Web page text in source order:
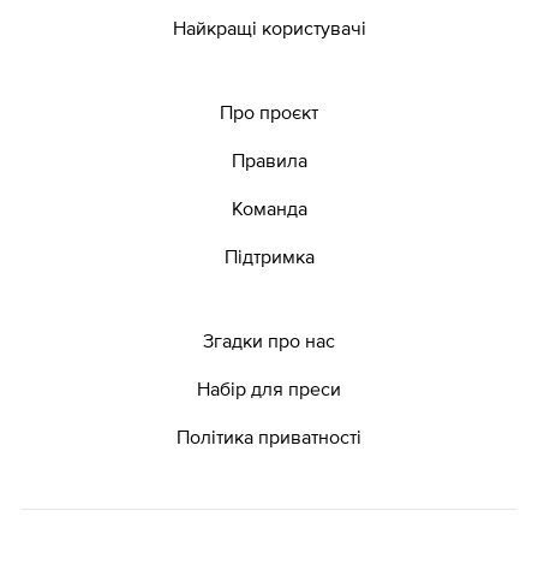
Найкращі користувачі
Про проєкт
Правила
Команда
Підтримка
Згадки про нас
Набір для преси
Політика приватності